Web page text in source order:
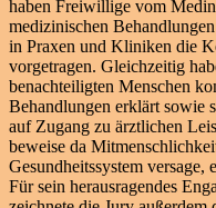
haben Freiwillige vom
medizinischen
in Praxen und Kliniken die
vorgetragen. Gleichzeitig
benachteiligten Menschen
Behandlungen erklärt sowie
auf Zugang zu ärztlichen
beweise da
Gesundheitssystem
Für sein herausragendes